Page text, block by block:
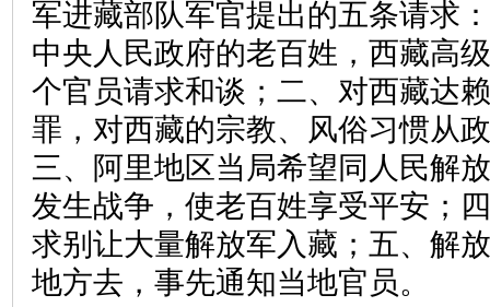
军进藏部队军官提出的五条请求
中央人民政府的老百姓，西藏高
个官员请求和谈；二、对西藏达
罪，对西藏的宗教、风俗习惯从
三、阿里地区当局希望同人民解
发生战争，使老百姓享受平安；
求别让大量解放军入藏；五、解
地方去，事先通知当地官员。